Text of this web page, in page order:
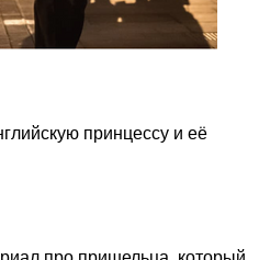
принцессу и её